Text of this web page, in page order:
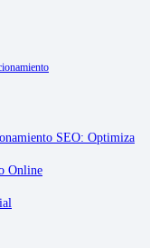
SEO: Optimiza
Online